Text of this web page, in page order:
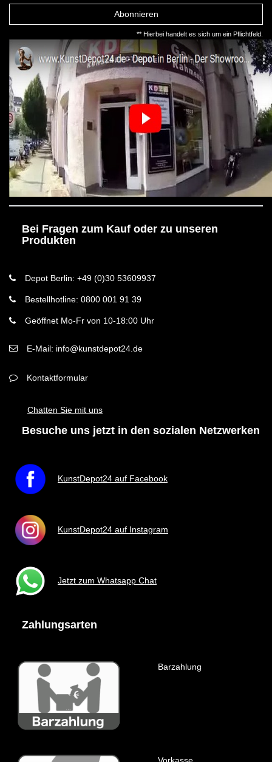
Abonnieren
** Hierbei handelt es sich um ein Pflichtfeld.
Bei Fragen zum Kauf oder zu unseren
Produkten
Depot Berlin: +49 (0)30 53609937
Bestellhotline: 0800 001 91 39
Geöffnet Mo-Fr von 10-18:00 Uhr
E-Mail: info@kunstdepot24.de
Kontaktformular
Chatten Sie mit uns
Besuche uns jetzt in den sozialen Netzwerken
KunstDepot24 auf Facebook
KunstDepot24 auf Instagram
Jetzt zum Whatsapp Chat
Zahlungsarten
Barzahlung